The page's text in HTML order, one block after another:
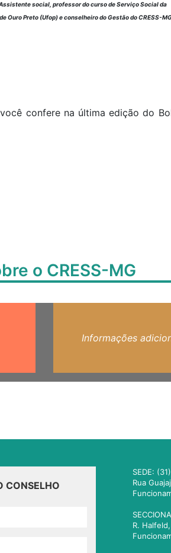
social, professor do curso de Serviço Social da
Ouro Preto (Ufop) e conselheiro do Gestão do CRESS-
confere na última edição do
o CRESS-MG
Informações
CONSELHO
SEDE:
Rua
R.